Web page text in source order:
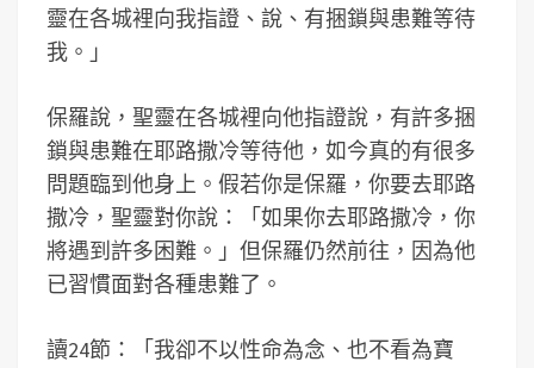
靈在各城裡向我指證、說、有捆鎖與患難等待
我。」
保羅說，聖靈在各城裡向他指證說，有許多捆
鎖與患難在耶路撒冷等待他，如今真的有很多
問題臨到他身上。假若你是保羅，你要去耶路
撒冷，聖靈對你說：「如果你去耶路撒冷，你
將遇到許多困難。」但保羅仍然前往，因為他
已習慣面對各種患難了。
讀24節：「我卻不以性命為念、也不看為寶